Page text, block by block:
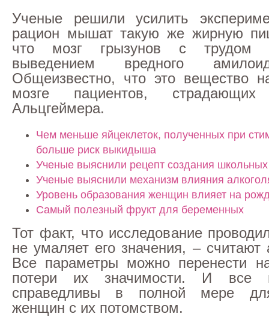
Ученые решили усилить
рацион мышат такую же жирную
что мозг грызунов с трудом
выведением вредного
Общеизвестно, что это вещество
мозге пациентов,
Альцгеймера.
Чем меньше яйцеклеток, полученных при
больше риск выкидыша
Ученые выяснили рецепт создания школьных
Ученые выяснили механизм влияния
Уровень образования женщин влияет на
Самый полезный фрукт для беременных
Тот факт, что исследование
не умаляет его значения, – считают
Все параметры можно перенести
потери их значимости. И все
справедливы в полной мере
женщин с их потомством.